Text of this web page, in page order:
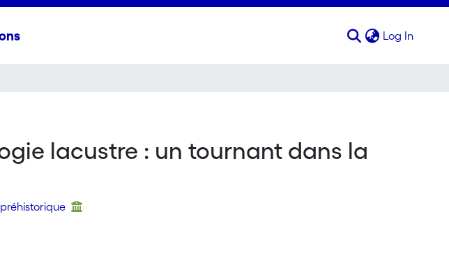
Log In
lacustre : un tournant dans la